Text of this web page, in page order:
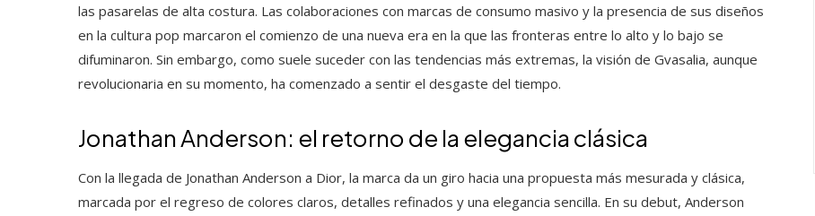
las pasarelas de alta costura. Las colaboraciones con marcas de consumo masivo y la presencia de sus diseños
en la cultura pop marcaron el comienzo de una nueva era en la que las fronteras entre lo alto y lo bajo se
difuminaron. Sin embargo, como suele suceder con las tendencias más extremas, la visión de Gvasalia, aunque
revolucionaria en su momento, ha comenzado a sentir el desgaste del tiempo.
Jonathan Anderson: el retorno de la elegancia clásica
Con la llegada de Jonathan Anderson a Dior, la marca da un giro hacia una propuesta más mesurada y clásica,
marcada por el regreso de colores claros, detalles refinados y una elegancia sencilla. En su debut, Anderson